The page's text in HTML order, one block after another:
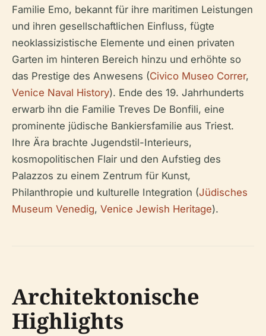
Familie Emo, bekannt für ihre maritimen Leistungen
und ihren gesellschaftlichen Einfluss, fügte
neoklassizistische Elemente und einen privaten
Garten im hinteren Bereich hinzu und erhöhte so
das Prestige des Anwesens (Civico Museo Correr,
Venice Naval History). Ende des 19. Jahrhunderts
erwarb ihn die Familie Treves De Bonfili, eine
prominente jüdische Bankiersfamilie aus Triest.
Ihre Ära brachte Jugendstil-Interieurs,
kosmopolitischen Flair und den Aufstieg des
Palazzos zu einem Zentrum für Kunst,
Philanthropie und kulturelle Integration (Jüdisches
Museum Venedig, Venice Jewish Heritage).
Architektonische
Highlights